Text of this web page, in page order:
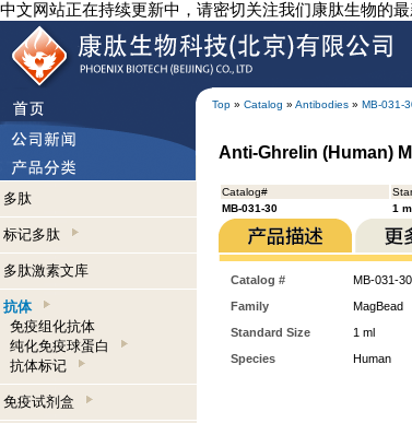
中文网站正在持续更新中，请密切关注我们康肽生物的
Top » Catalog » Antibodies » MB-031-
多肽
标记多肽
多肽激素文库
抗体
免疫组化抗体
纯化免疫球蛋白
抗体标记
免疫试剂盒
Anti-Ghrelin (Human)
Catalog#
MB-031-30
1
Catalog #
MB-031-30
Family
MagBead
Standard Size
1 ml
Species
Human